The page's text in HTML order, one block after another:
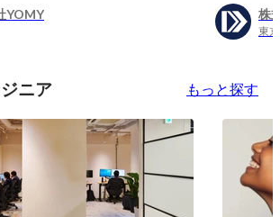
YOMY 株
東京
ニア もっと探す